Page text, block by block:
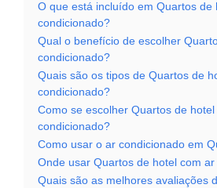
O que está incluído em Quartos de
condicionado?
Qual o benefício de escolher
condicionado?
Quais são os tipos de Quartos de
condicionado?
Como se escolher Quartos de
condicionado?
Como usar o ar condicionado em
Onde usar Quartos de hotel com
Quais são as melhores avaliações